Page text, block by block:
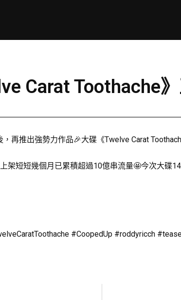
Carat Toothache
再推出強勢力作品🎉大碟《Twelve Carat
架短短幾個月已累積超過10億串流量🤩今次大碟
#CoopedUp #roddyricch